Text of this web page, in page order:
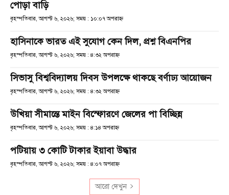
পোড়া বাড়ি
বৃহস্পতিবার, আগস্ট ৬, ২০২৬; সময় : ১০:০৭ অপরাহ্ণ
হাসিনাকে ভারত এই সুযোগ কেন দিল, প্রশ্ন বিএনপির
বৃহস্পতিবার, আগস্ট ৬, ২০২৬; সময় : ৪:৩২ অপরাহ্ণ
সিভাসু বিশ্ববিদ্যালয় দিবস উপলক্ষে থাকছে বর্ণাঢ্য আয়োজন
বৃহস্পতিবার, আগস্ট ৬, ২০২৬; সময় : ৪:৩২ অপরাহ্ণ
উখিয়া সীমান্তে মাইন বিস্ফোরণে জেলের পা বিচ্ছিন্ন
বৃহস্পতিবার, আগস্ট ৬, ২০২৬; সময় : ৪:১৪ অপরাহ্ণ
পটিয়ায় ৩ কোটি টাকার ইয়াবা উদ্ধার
বৃহস্পতিবার, আগস্ট ৬, ২০২৬; সময় : ৪:০৭ অপরাহ্ণ
আরো দেখুন